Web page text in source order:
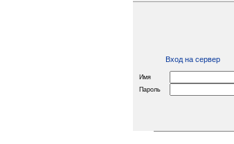
Вход на сервер
Имя
Пароль